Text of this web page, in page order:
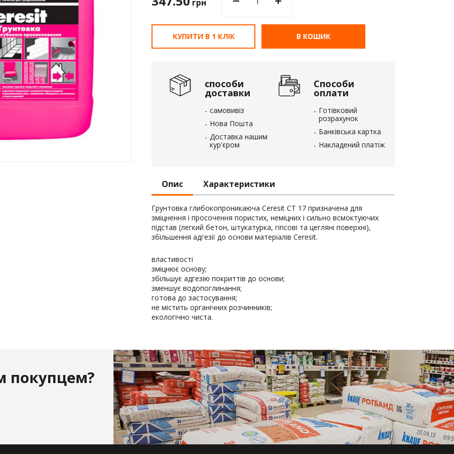
пінополістирол
грн
КУПИТИ В 1 КЛІК В КОШИК
способи
доставки
самовивіз
Нова Пошта
Доставка нашим
кур'єром
Способи
оплати
Готівковий
розрахунок
Банківська картка
Накладений платіж
Опис Характеристики
Грунтовка глибокопроникаюча Ceresit CT 17 призначена для
зміцнення і просочення пористих, неміцних і сильно всмоктуючих
підстав (легкий бетон, штукатурка, гіпсові та цегляні поверхні),
збільшення адгезії до основи матеріалів Ceresit.
властивості
зміцнює основу;
збільшує адгезію покриттів до основи;
зменшує водопоглинання;
готова до застосування;
не містить органічних розчинників;
екологічно чиста.
покупцем?